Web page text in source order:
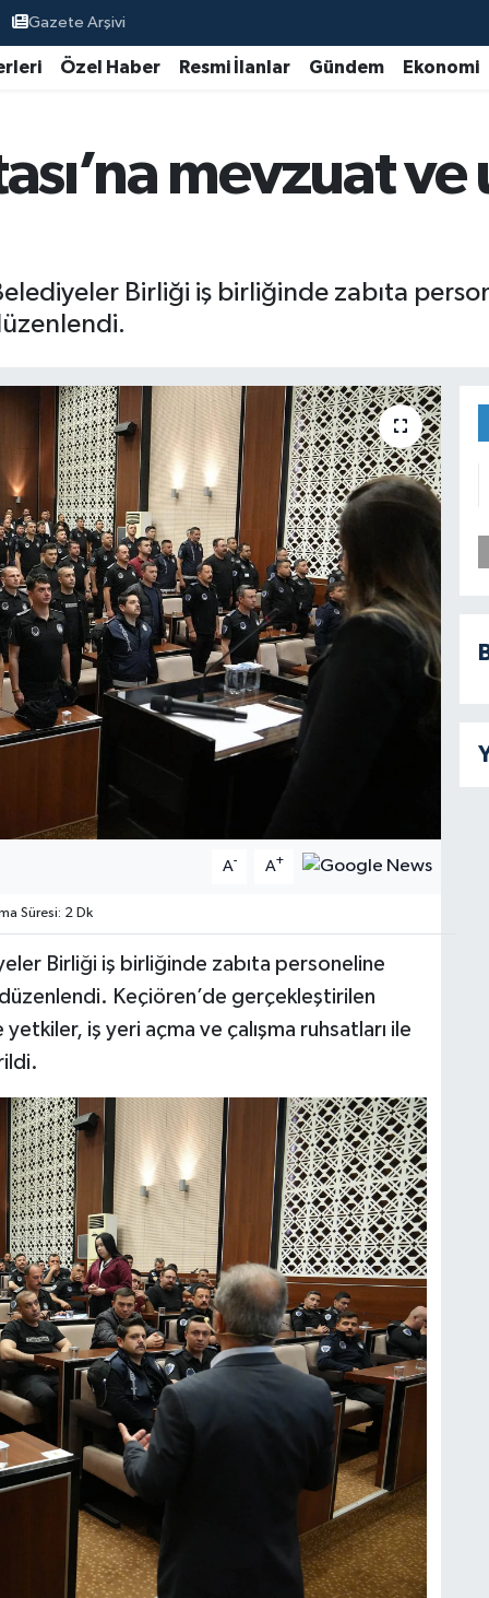
Gazete Arşivi
Özel Haber Resmi İlanlar Gündem Ekonomi
mevzuat
Birliği iş birliğinde zabıta
A- A+
Süresi: 2 Dk
Birliği iş birliğinde zabıta personeline
Keçiören’de gerçekleştirilen
iş yeri açma ve çalışma ruhsatları ile